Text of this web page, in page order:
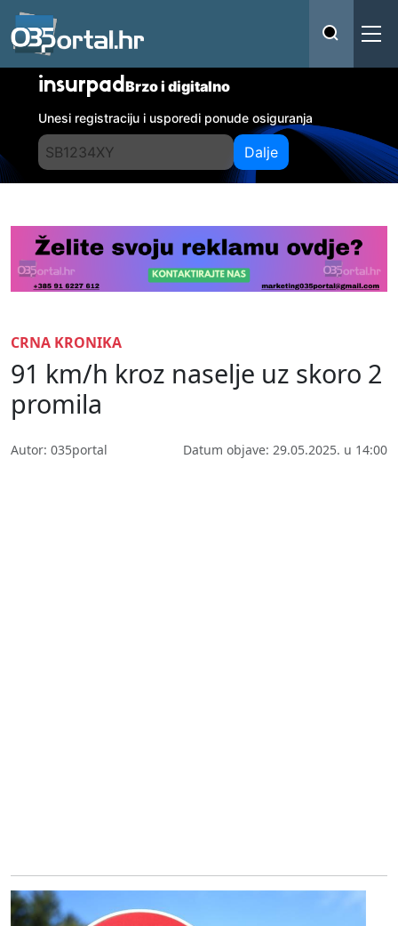
insurpadBrzo i digitalno
Unesi registraciju i usporedi ponude osiguranja
Dalje
CRNA KRONIKA
91 km/h kroz naselje uz skoro 2
promila
Autor: 035portal Datum objave: 29.05.2025. u 14:00